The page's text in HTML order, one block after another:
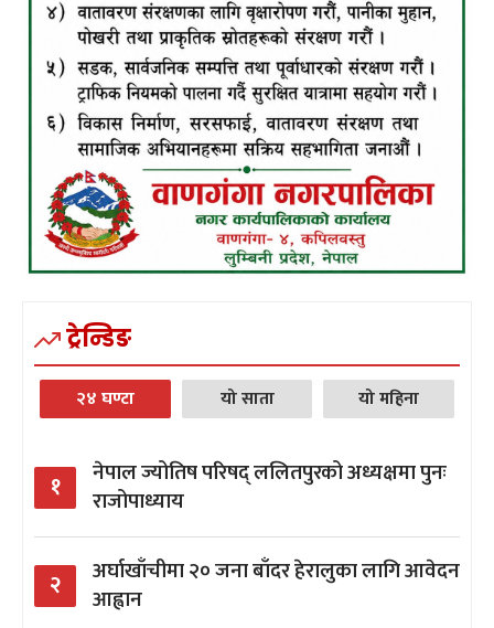
ट्रेन्डिङ
२४ घण्टा यो साता यो महिना
१
नेपाल ज्योतिष परिषद् ललितपुरको अध्यक्षमा पुनः
राजोपाध्याय
२
अर्घाखाँचीमा २० जना बाँदर हेरालुका लागि आवेदन
आह्वान